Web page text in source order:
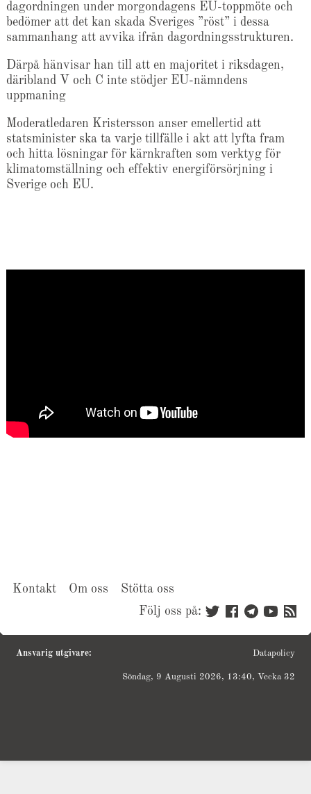
dagordningen under morgondagens EU-toppmöte och
bedömer att det kan skada Sveriges ”röst” i dessa
sammanhang att avvika ifrån dagordningsstrukturen.
Därpå hänvisar han till att en majoritet i riksdagen,
däribland V och C inte stödjer EU-nämndens
uppmaning
Moderatledaren Kristersson anser emellertid att
statsminister ska ta varje tillfälle i akt att lyfta fram
och hitta lösningar för kärnkraften som verktyg för
klimatomställning och effektiv energiförsörjning i
Sverige och EU.
Kontakt Om oss
Stötta oss
Följ oss på:
Ansvarig utgivare: Datapolicy
Söndag, 9 Augusti 2026, 13:40, Vecka 32